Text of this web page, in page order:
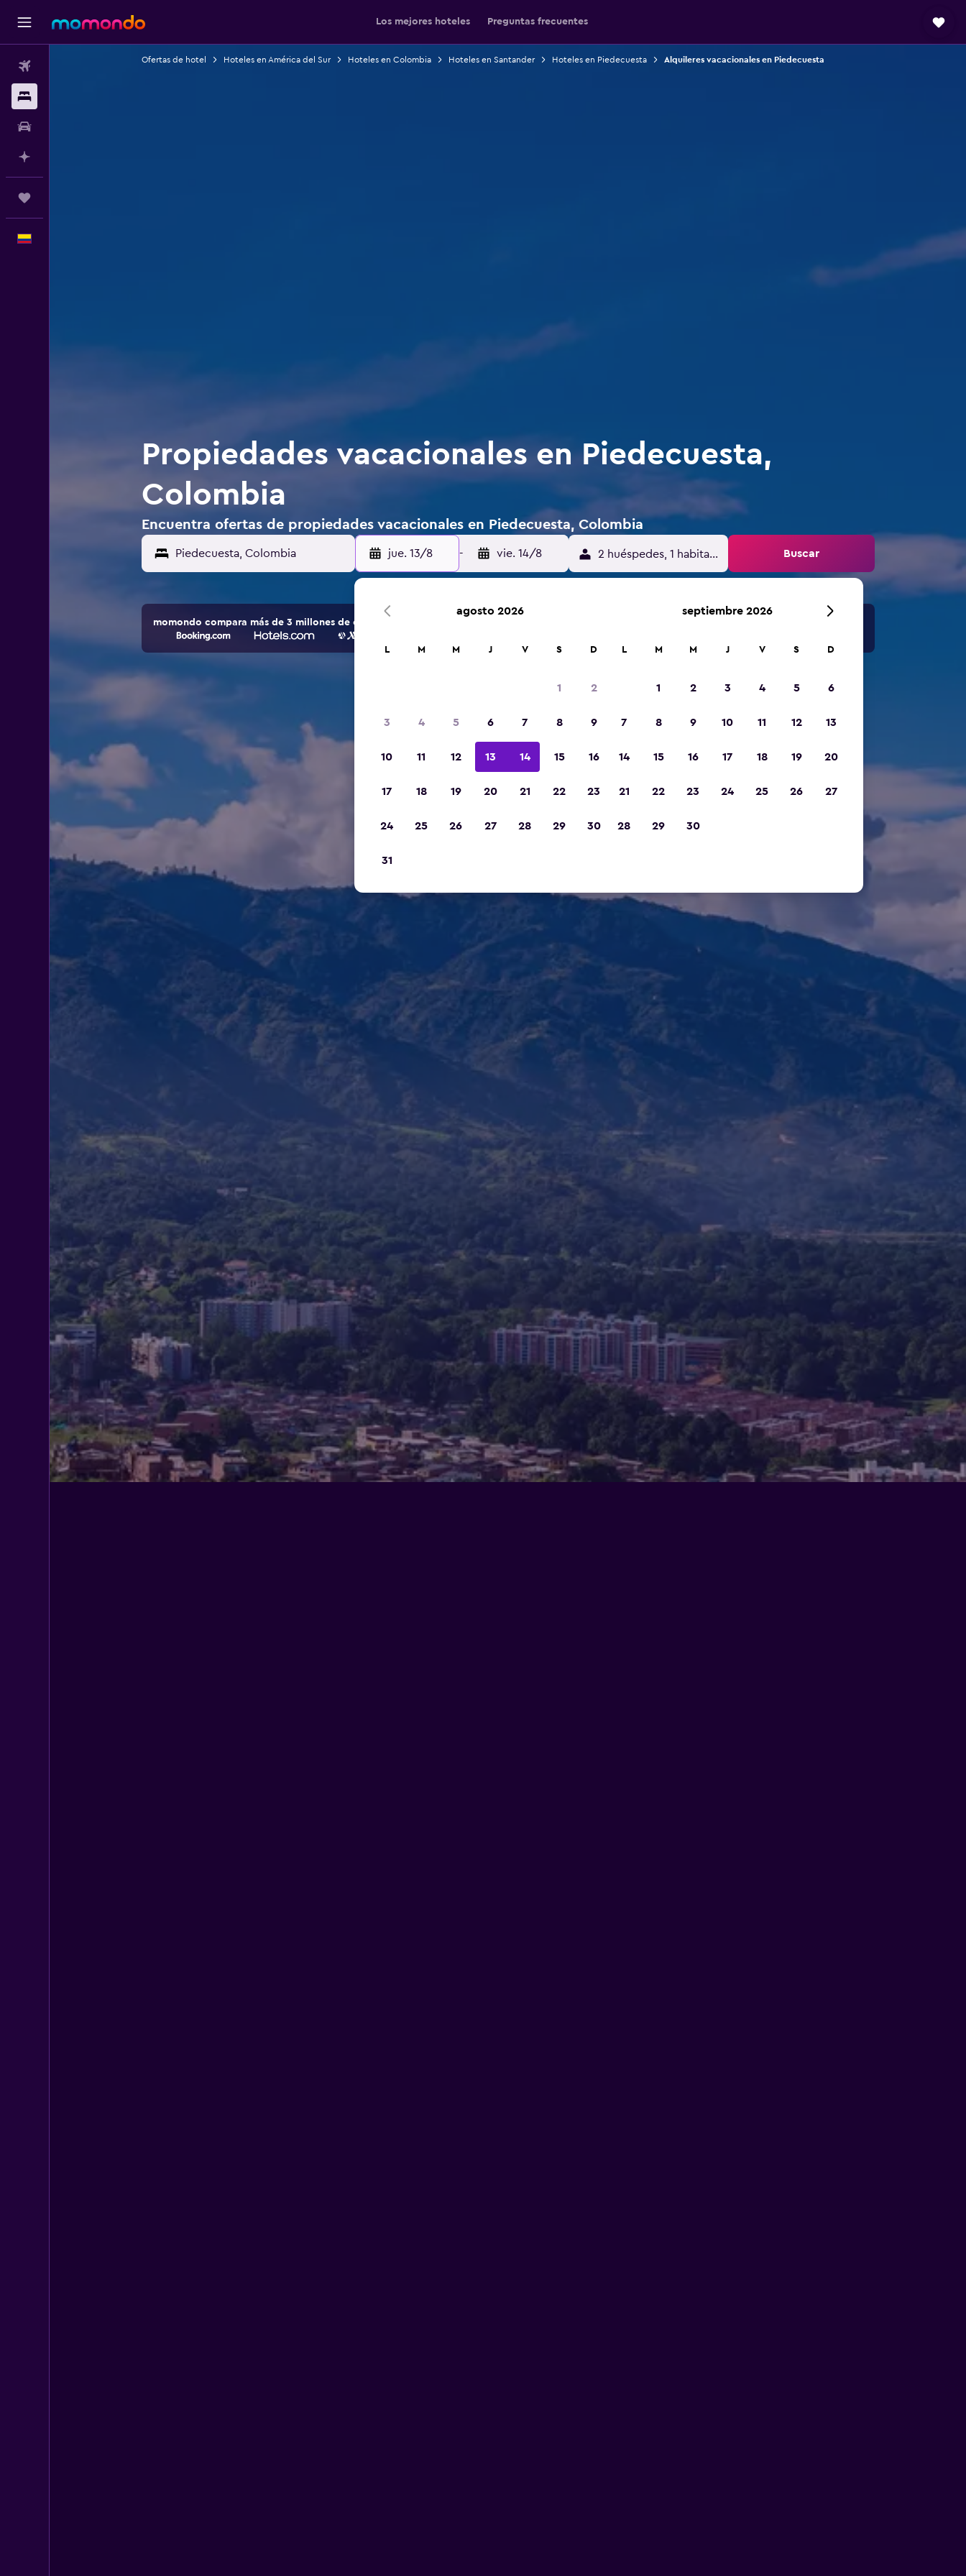
Los mejores hoteles Preguntas frecuentes
Ofertas de hotel Hoteles en América del Sur Hoteles en Colombia Hoteles en Santander Hoteles en Piedecuesta Alquileres vacacionales en Piedecuesta
Propiedades vacacionales en Piedecuesta,
Colombia
Encuentra ofertas de propiedades vacacionales en Piedecuesta, Colombia
jue. 13/8 - vie. 14/8 2 huéspedes, 1 habitación Buscar
momondo compara más de 3 millones de opciones de hoteles y alojamientos.
agosto 2026
L M M J V S D
1 2
3 4 5 6 7 8 9
10 11 12 13 14 15 16
17 18 19 20 21 22 23
24 25 26 27 28 29 30
31
septiembre 2026
L M M J V S D
1 2 3 4 5 6
7 8 9 10 11 12 13
14 15 16 17 18 19 20
21 22 23 24 25 26 27
28 29 30